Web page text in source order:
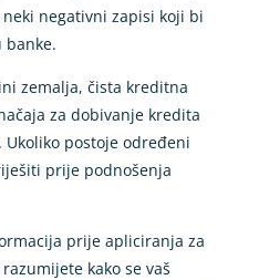
negativni zapisi koji bi
banke.
zemalja, čista kreditna
za dobivanje kredita
postoje određeni
prije podnošenja
prije apliciranja za
kako se vaš